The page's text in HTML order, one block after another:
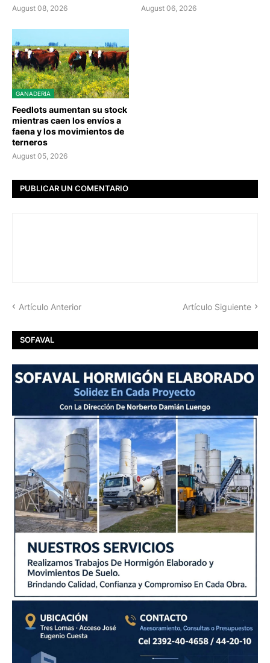
August 08, 2026 August 06, 2026
GANADERIA
Feedlots aumentan su stock
mientras caen los envíos a
faena y los movimientos de
terneros
August 05, 2026
PUBLICAR UN COMENTARIO
Artículo Anterior Artículo Siguiente
SOFAVAL